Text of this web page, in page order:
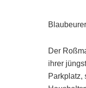
Der
ihrer
Parkplatz,